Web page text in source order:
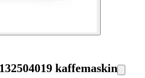
kaffemaskin